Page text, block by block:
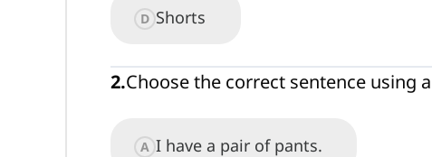
D Shorts
2.Choose the correct sentence using
A I have a pair of pants.